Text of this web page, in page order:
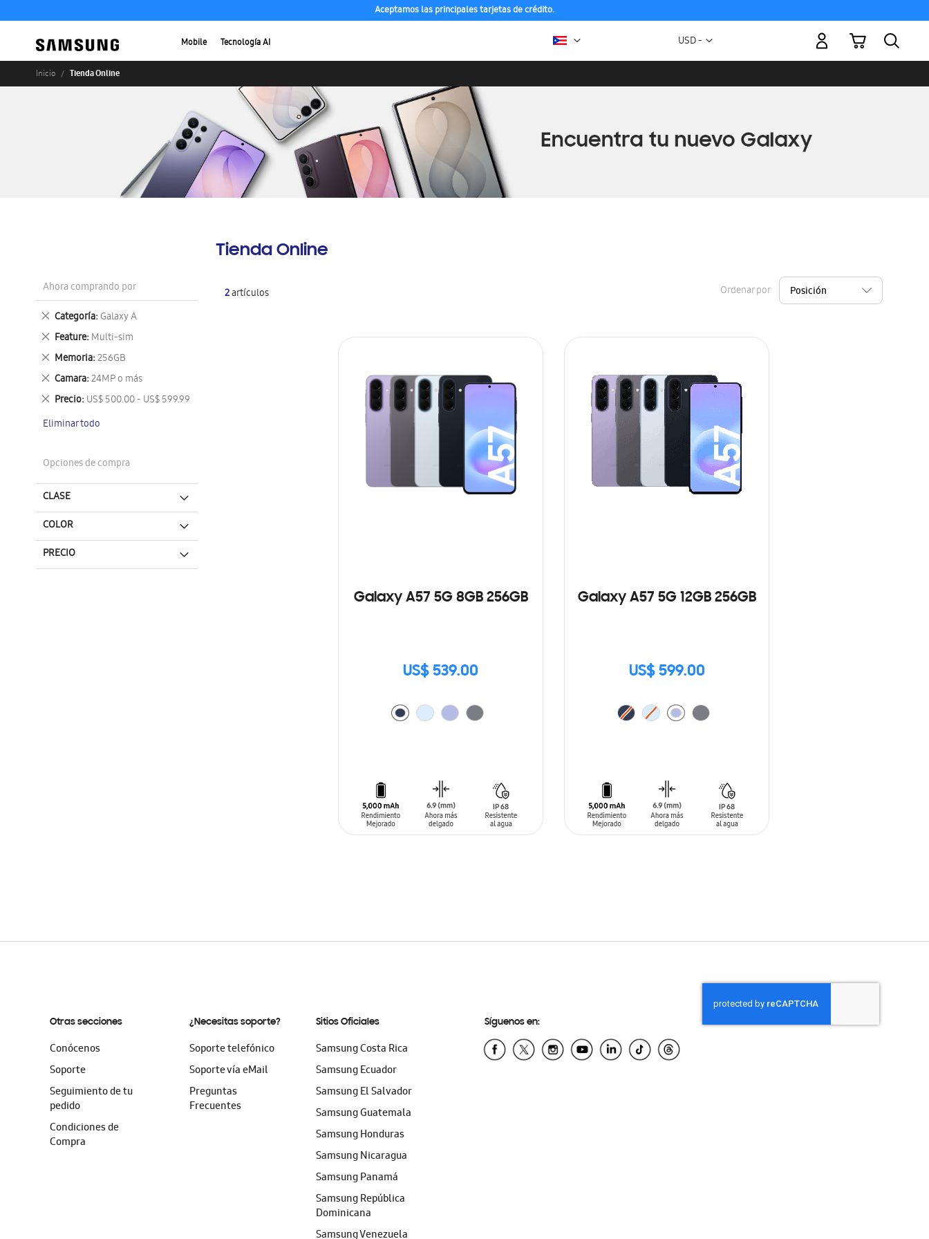
Aceptamos las principales tarjetas de crédito.
Mobile Tecnología AI Moneda
USD -
Mi carrito
Inicio Tienda Online
Tienda Online
2artículos Ordenar por
Galaxy A57 5G 8GB 256GB
US$ 539.00
Galaxy A57 5G 12GB 256GB
US$ 599.00
Ahora comprando por
Categoría Galaxy A
Eliminar
este
artículo
Feature Multi-sim
Eliminar
este
artículo
Memoria 256GB
Eliminar
este
artículo
Camara 24MP o más
Eliminar
este
artículo
Precio US$ 500.00 - US$ 599.99
Eliminar
artículo
Eliminar todo
Opciones de compra
CLASE
COLOR
PRECIO
Otras secciones
Conócenos
Soporte
Seguimiento de tu
pedido
Condiciones de
Compra
¿Necesitas soporte?
Soporte telefónico
Soporte vía eMail
Preguntas
Frecuentes
Sitios Oficiales
Samsung Costa Rica
Samsung Ecuador
Samsung El Salvador
Samsung Guatemala
Samsung Honduras
Samsung Nicaragua
Samsung Panamá
Samsung República
Dominicana
Samsung Venezuela
Síguenos en: